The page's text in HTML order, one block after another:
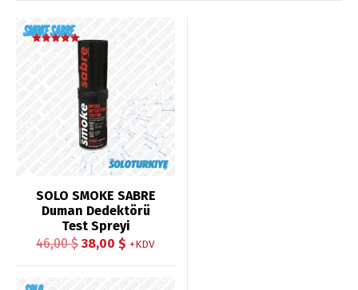
SOLO SMOKE SABRE
Duman Dedektörü
Test Spreyi
46,00$ Orijinal
38,00 $ Şu
+KDV